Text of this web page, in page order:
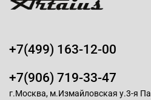
+7(499) 163-12-00
+7(906) 719-33-47
г.Москва, м.Измайловская у.3-я